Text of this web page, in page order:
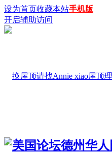
设为首页收藏本站手机版
开启辅助访问